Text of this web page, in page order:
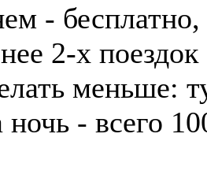
-
2-х
меньше:
- всего